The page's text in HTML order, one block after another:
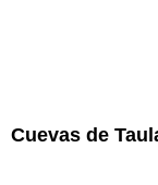
Cuevas de